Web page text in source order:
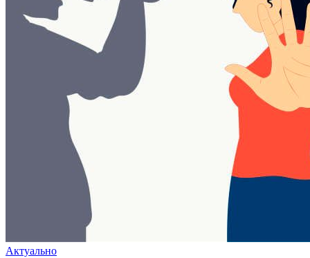
Актуально